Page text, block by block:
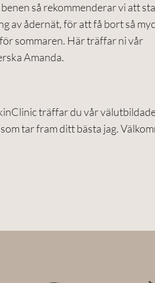
så rekommenderar vi att
av ådernät, för att få bort så
sommaren. Här träffar ni vår
Amanda.
träffar du vår
tar fram ditt bästa jag.